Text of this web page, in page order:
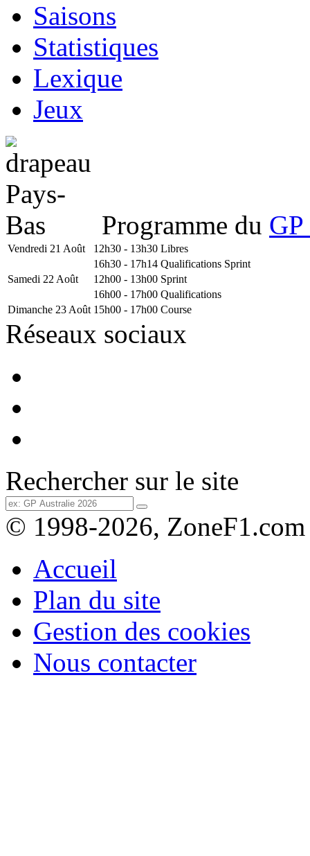
Saisons
Statistiques
Lexique
Jeux
Programme du
Vendredi 21 Août 12h30 - 13h30 Libres
16h30 - 17h14 Qualifications Sprint
Samedi 22 Août
12h00 - 13h00 Sprint
16h00 - 17h00 Qualifications
Dimanche 23 Août 15h00 - 17h00 Course
Réseaux sociaux
Rechercher sur le site
© 1998-2026, ZoneF1.com
Accueil
Plan du site
Gestion des cookies
Nous contacter